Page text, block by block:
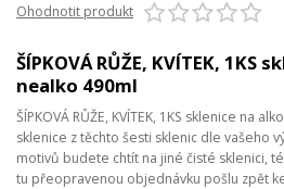
Ohodnotit produkt
ŠÍPKOVÁ RŮŽE, KVÍTEK, 1KS
nealko 490ml
ŠÍPKOVÁ RŮŽE, KVÍTEK, 1KS sklenice na
sklenice z těchto šesti sklenic dle vašeho
motivů budete chtít na jiné čisté sklenici,
tu přeopravenou objednávku pošlu zpět